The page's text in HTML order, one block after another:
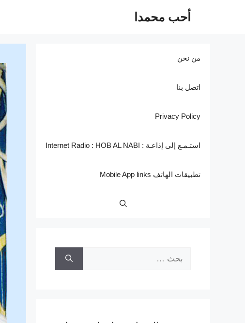
أحب محمدا
من نحن
اتصل بنا
Privacy Policy
استـمـع إلى إذاعـة : Internet Radio : HOB AL NABI
تطبيقات الهاتف Mobile App links
عن: